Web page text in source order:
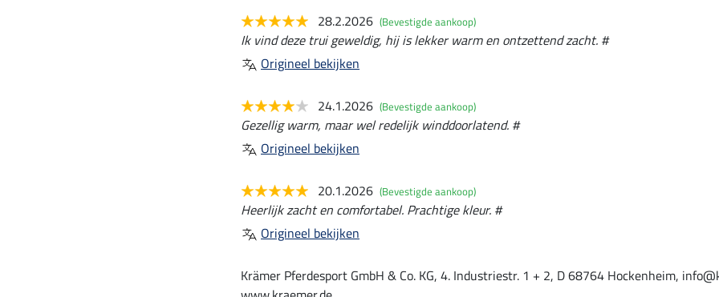
28.2.2026 (Bevestigde aankoop)
Ik vind deze trui geweldig, hij is lekker warm en ontzettend zacht. #
Origineel bekijken
24.1.2026 (Bevestigde aankoop)
Gezellig warm, maar wel redelijk winddoorlatend. #
Origineel bekijken
20.1.2026 (Bevestigde aankoop)
Heerlijk zacht en comfortabel. Prachtige kleur. #
Origineel bekijken
Krämer Pferdesport GmbH & Co. KG, 4. Industriestr. 1 + 2, D 68764 Hockenheim,